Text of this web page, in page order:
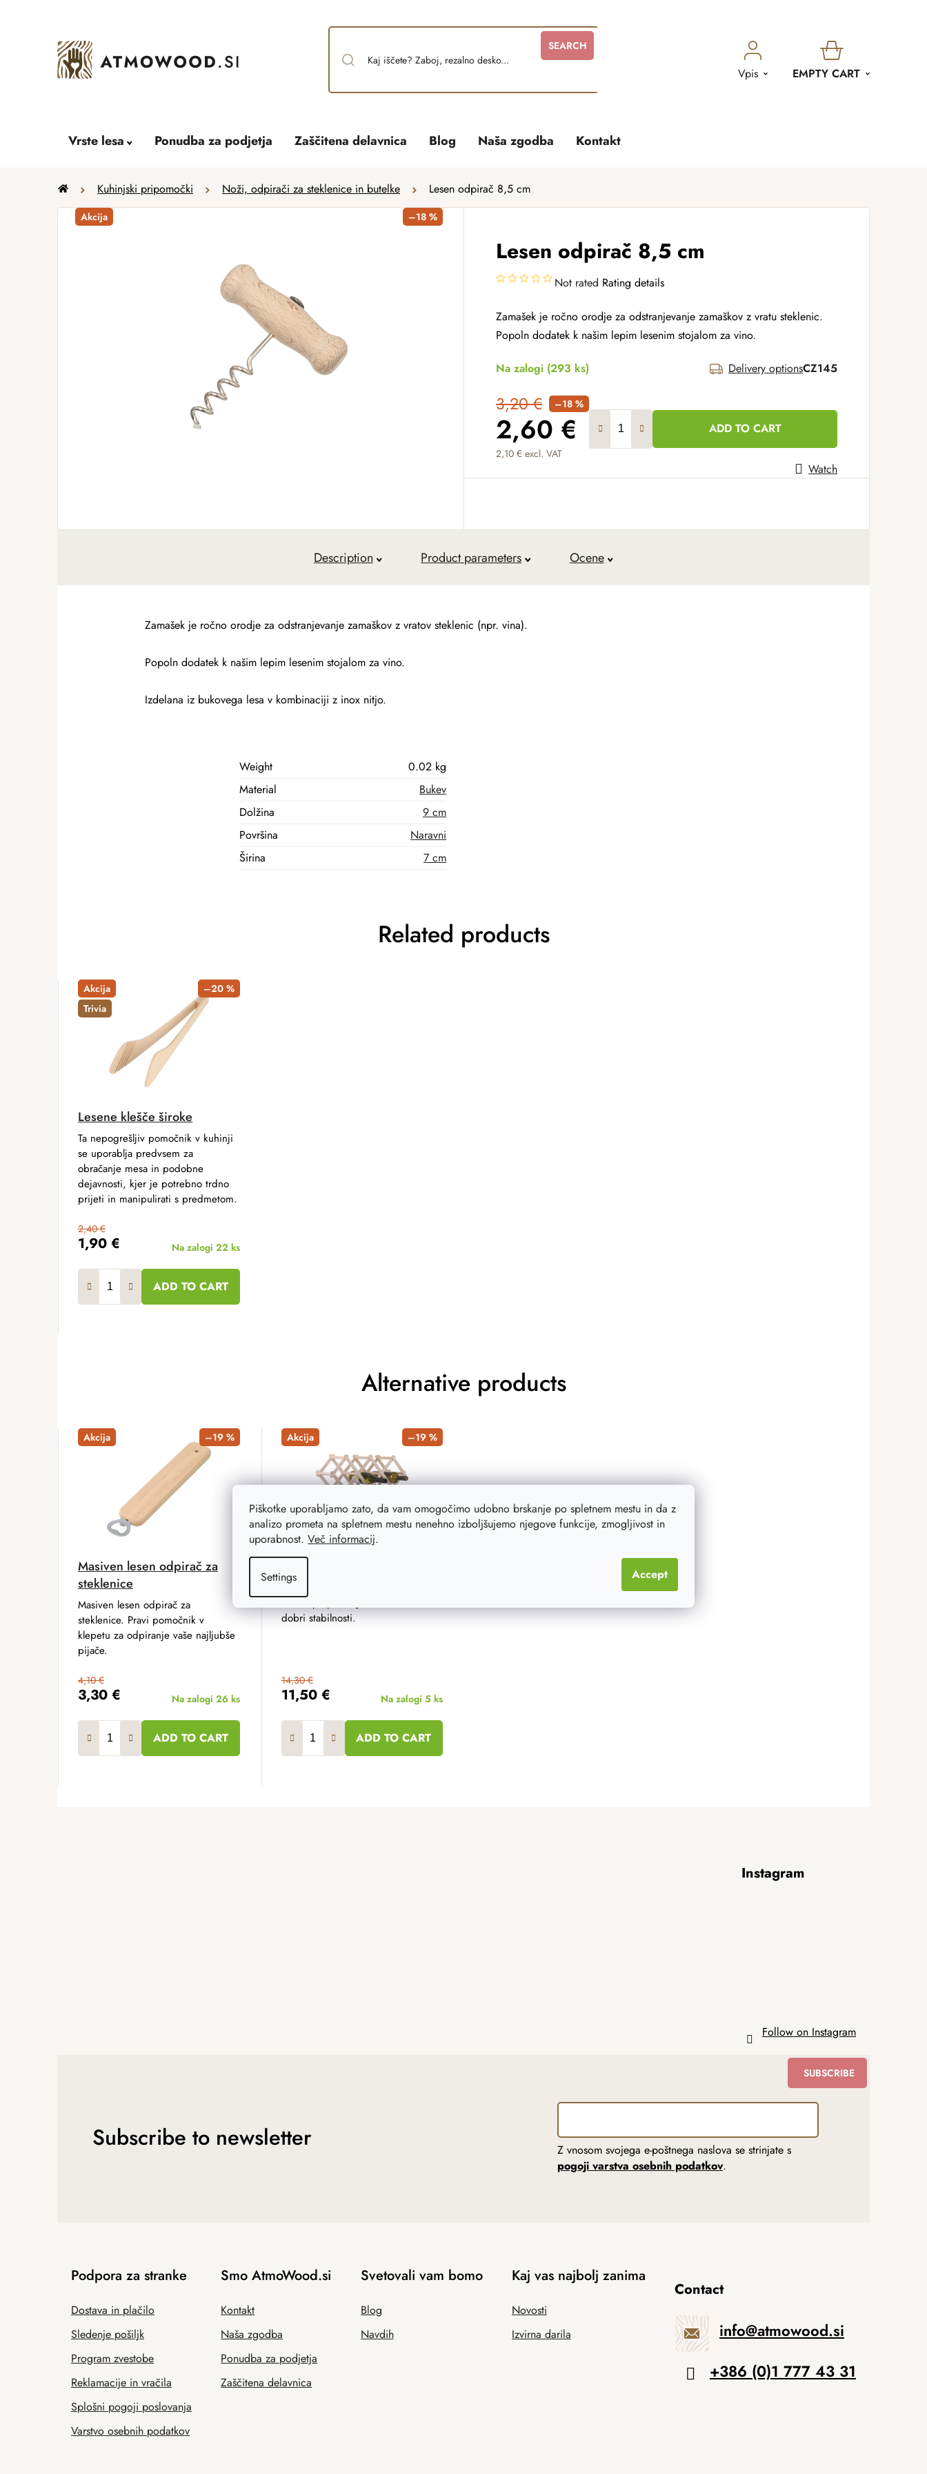
Piškotke uporabljamo zato, da vam omogočimo udobno brskanje po spletnem mestu in da z
analizo prometa na spletnem mestu nenehno izboljšujemo njegove funkcije, zmogljivost in
uporabnost. Več informacij.
Settings Accept
SEARCH
Vpis
SHOPPING
EMPTY CART
Vrste lesa Ponudba za podjetja Zaščitena delavnica Blog Naša zgodba Kontakt
Home Kuhinjski pripomočki Noži, odpirači za steklenice in butelke Lesen odpirač 8,5 cm
Lesen odpirač 8,5 cm
Not rated Rating details
Zamašek je ročno orodje za odstranjevanje zamaškov z vratu steklenic.
Popoln dodatek k našim lepim lesenim stojalom za vino.
Na zalogi (293 ks) Delivery optionsCZ145
3,20 € –18 %
2,60 €
2,10 € excl. VAT
Measure price:
ADD TO CART
Watch
Akcija –18 %
Description Product parameters Ocene
Zamašek je ročno orodje za odstranjevanje zamaškov z vratov steklenic (npr. vina).
Popoln dodatek k našim lepim lesenim stojalom za vino.
Izdelana iz bukovega lesa v kombinaciji z inox nitjo.
Weight
0.02 kg
Material
Bukev
Dolžina
9 cm
Površina
Naravni
Širina
7 cm
Related products
Akcija
Trivia
–20 %
Lesene klešče široke
1,90 €
2,40 €
Na zalogi 22 ks
ADD TO CART
Ta nepogrešljiv pomočnik v kuhinji
se uporablja predvsem za
obračanje mesa in podobne
dejavnosti, kjer je potrebno trdno
prijeti in manipulirati s predmetom.
Alternative products
Akcija –19 %
Masiven lesen odpirač za
steklenice
3,30 €
4,10 €
Na zalogi 26 ks
ADD TO CART
Masiven lesen odpirač za
steklenice. Pravi pomočnik v
klepetu za odpiranje vaše najljubše
pijače.
Akcija –19 %
11,50 €
14,30 €
Na zalogi 5 ks
ADD TO CART
Leseno stojalo za več steklenic vina,
ki izstopa po svoji zračni obliki in
dobri stabilnosti.
Instagram
Follow on Instagram
Subscribe to newsletter
Z vnosom svojega e-poštnega naslova se strinjate s
pogoji varstva osebnih podatkov.
SUBSCRIBE
Podpora za stranke
Dostava in plačilo
Sledenje pošiljk
Program zvestobe
Reklamacije in vračila
Splošni pogoji poslovanja
Varstvo osebnih podatkov
Smo AtmoWood.si
Kontakt
Naša zgodba
Ponudba za podjetja
Zaščitena delavnica
Svetovali vam bomo
Blog
Navdih
Kaj vas najbolj zanima
Novosti
Izvirna darila
Contact
info@atmowood.si
+386 (0)1 777 43 31